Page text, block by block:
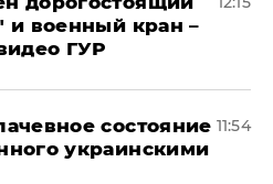
и военный кран –
ГУР
состояние
украинскими
11:54